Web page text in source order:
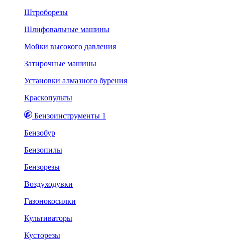
Штроборезы
Шлифовальные машины
Мойки высокого давления
Затирочные машины
Установки алмазного бурения
Краскопульты
Бензоинструменты 1
Бензобур
Бензопилы
Бензорезы
Воздуходувки
Газонокосилки
Культиваторы
Кусторезы